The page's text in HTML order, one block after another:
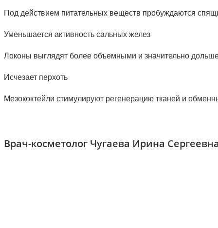
Под действием питательных веществ пробуждаются
Уменьшается активность сальных желез
Локоны выглядят более объемными и значительно
Исчезает перхоть
Мезококтейли стимулируют регенерацию тканей и
Врач-косметолог Чугаева Ирина